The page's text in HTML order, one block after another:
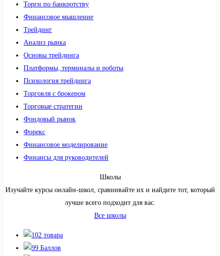
Торги по банкротству
Финансовое мышление
Трейдинг
Анализ рынка
Основы трейдинга
Платформы, терминалы и роботы
Психология трейдинга
Торговля с брокером
Торговые стратегии
Фондовый рынок
Форекс
Финансовое моделирование
Финансы для руководителей
Школы
Изучайте курсы онлайн-школ, сравнивайте их и найдите тот, который
лучше всего подходит для вас.
Все школы